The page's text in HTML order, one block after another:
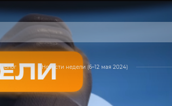
Блог Новости недели (6–12 мая 2024)